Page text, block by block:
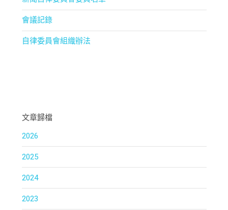
會議記錄
自律委員會組織辦法
文章歸檔
2026
2025
2024
2023